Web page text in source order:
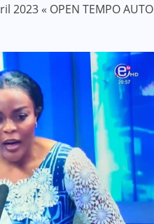
2023 « OPEN TEMPO AUTO